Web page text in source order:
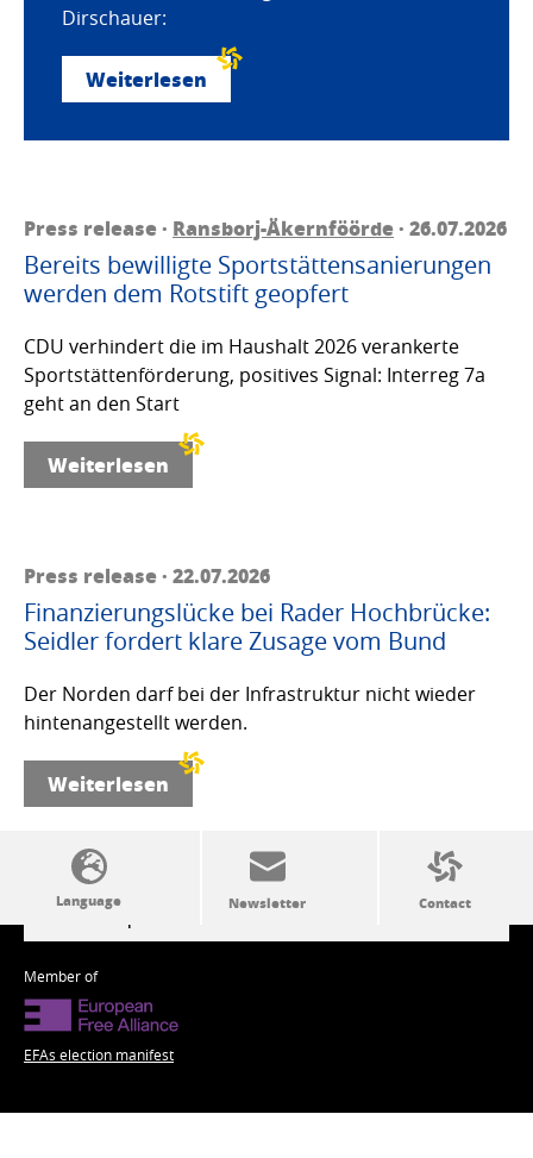
Dirschauer:
Weiterlesen
Press release · Ransborj-Äkernföörde· 26.07.2026
Bereits bewilligte Sportstättensanierungen
werden dem Rotstift geopfert
CDU verhindert die im Haushalt 2026 verankerte
Sportstättenförderung, positives Signal: Interreg 7a
geht an den Start
Weiterlesen
Press release · 22.07.2026
Finanzierungslücke bei Rader Hochbrücke:
Seidler fordert klare Zusage vom Bund
Der Norden darf bei der Infrastruktur nicht wieder
hintenangestellt werden.
Weiterlesen
SSW politics from A to Z
Member of
EFAs election manifest